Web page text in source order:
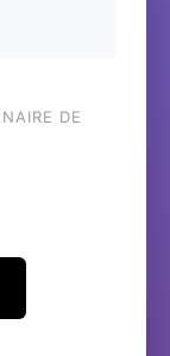
DE